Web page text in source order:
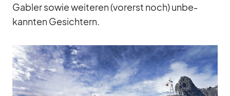
Gab­ler so­wie wei­te­ren (vor­erst noch) un­be­
kann­ten Ge­sich­tern.